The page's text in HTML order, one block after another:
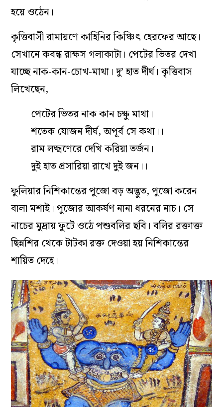
হয়ে ওঠেন।
কৃত্তিবাসী রামায়ণে কাহিনির কিঞ্চিৎ হেরফের আছে।
সেখানে কবন্ধ রাক্ষস গলাকাটা। পেটের ভিতর দেখা
যাচ্ছে নাক-কান-চোখ-মাথা। দু’ হাত দীর্ঘ। কৃত্তিবাস
লিখেছেন,
পেটের ভিতর নাক কান চক্ষু মাথা।
শতেক যোজন দীর্ঘ, অপূর্ব সে কথা।।
রাম লক্ষ্মণেরে দেখি করিয়া তর্জন।
দুই হাত প্রসারিয়া রাখে দুই জন।।
ফুলিয়ার নিশিকান্তের পুজো বড় অদ্ভুত, পুজো করেন
বালা মশাই। পুজোর আকর্ষণ নানা ধরনের নাচ। সে
নাচের মুদ্রায় ফুটে ওঠে পশুবলির ছবি। বলির রক্তাক্ত
ছিন্নশির থেকে টাটকা রক্ত দেওয়া হয় নিশিকান্তের
শায়িত দেহে।